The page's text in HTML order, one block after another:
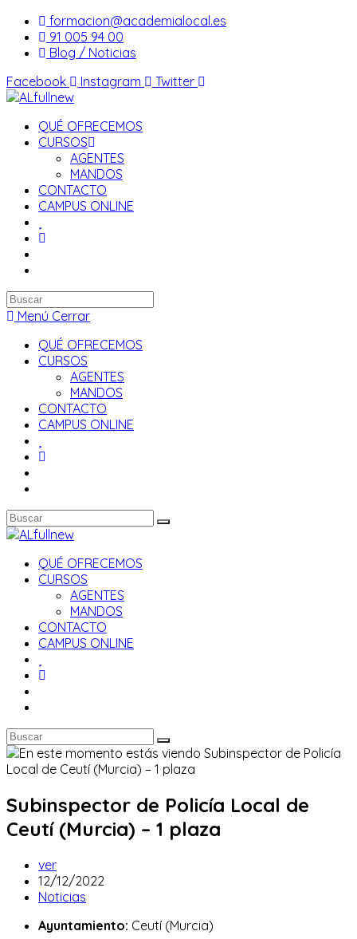
Saltar
contenido
formacion@academialocal.es
91 005 94 00
Blog / Noticias
Facebook
Instagram Twitter
QUÉ OFRECEMOS
CURSOS
AGENTES
MANDOS
CONTACTO
CAMPUS ONLINE
Buscar
en
web
Menú Cerrar
QUÉ OFRECEMOS
CURSOS
AGENTES
MANDOS
CONTACTO
CAMPUS ONLINE
QUÉ OFRECEMOS
CURSOS
AGENTES
MANDOS
CONTACTO
CAMPUS ONLINE
Subinspector de Policía Local de
Ceutí (Murcia) – 1 plaza
Autor
de
la
ver
Publicación
de
entrada:
12/12/2022
Categoría
la
Noticias
Ayuntamiento: Ceutí (Murcia)